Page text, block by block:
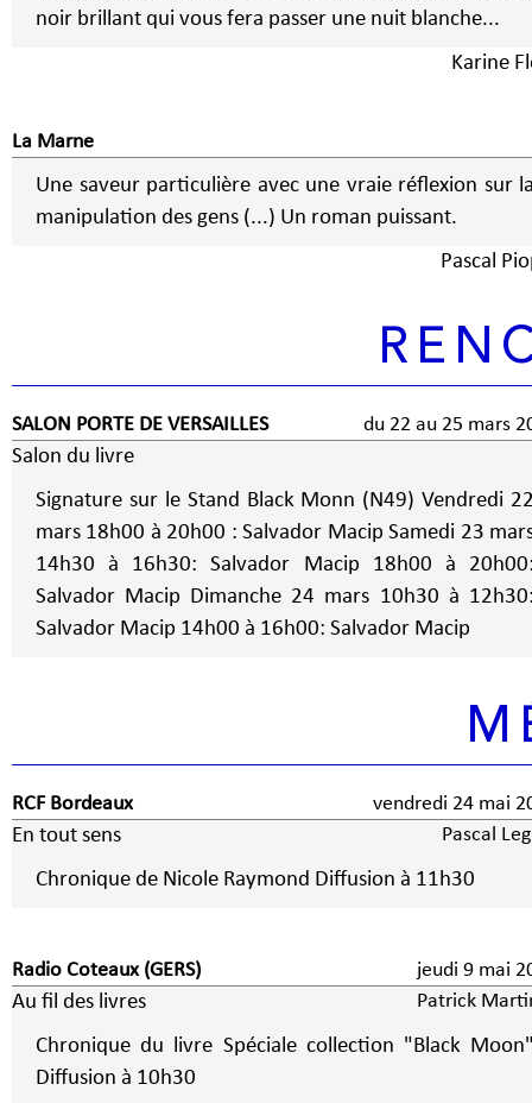
noir brillant qui vous fera passer une nuit blanche...
Karine
La Marne
Une saveur particulière avec une vraie réflexion sur
manipulation des gens (...) Un roman puissant.
Pascal
SALON PORTE DE VERSAILLES du 22 au 25 mars
Salon du livre
Signature sur le Stand Black Monn (N49) Vendredi
mars 18h00 à 20h00 : Salvador Macip Samedi 23 mars
14h30 à 16h30: Salvador Macip 18h00 à
Salvador Macip Dimanche 24 mars 10h30 à 12h30:
Salvador Macip 14h00 à 16h00: Salvador Macip
RCF Bordeaux vendredi 24 mai
En tout sens Pascal
Chronique de Nicole Raymond Diffusion à 11h30
Radio Coteaux (GERS) jeudi 9 mai
Au fil des livres Patrick
Chronique du livre Spéciale collection "Black
Diffusion à 10h30